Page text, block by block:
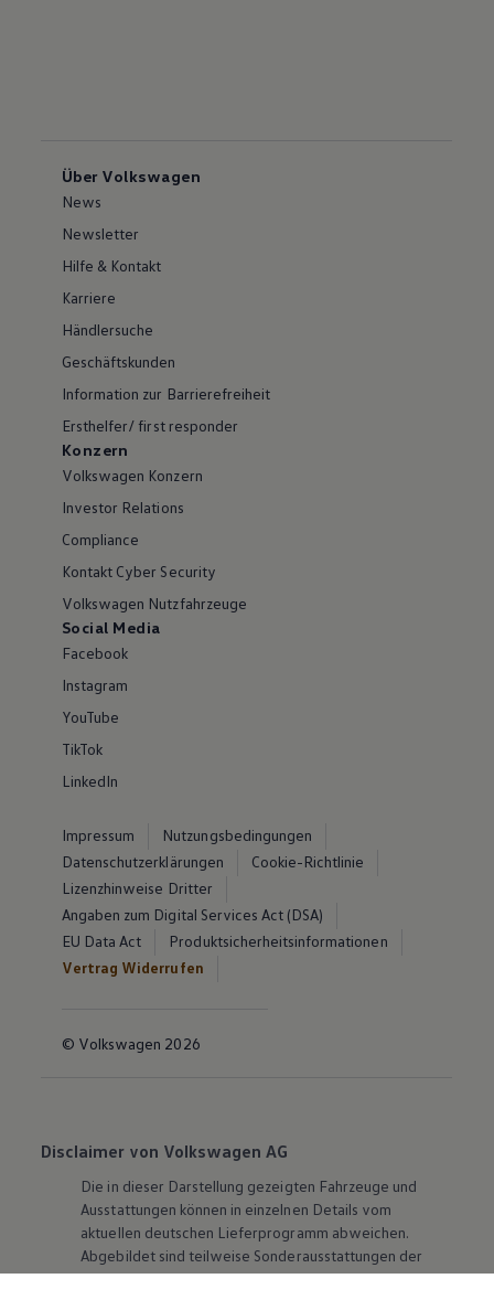
Über Volkswagen
News
Newsletter
Hilfe & Kontakt
Karriere
Händlersuche
Geschäftskunden
Information zur Barrierefreiheit
Ersthelfer/ first responder
Konzern
Volkswagen Konzern
Investor Relations
Compliance
Kontakt Cyber Security
Volkswagen Nutzfahrzeuge
Social Media
Facebook
Instagram
YouTube
TikTok
LinkedIn
Impressum
Nutzungsbedingungen
Datenschutzerklärungen
Cookie-Richtlinie
Lizenzhinweise Dritter
Angaben zum Digital Services Act (DSA)
EU Data Act
Produktsicherheitsinformationen
Vertrag Widerrufen
© Volkswagen 2026
Disclaimer von Volkswagen AG
Die in dieser Darstellung gezeigten Fahrzeuge und
Ausstattungen können in einzelnen Details vom
aktuellen deutschen Lieferprogramm abweichen.
Abgebildet sind teilweise Sonderausstattungen der
Fahrzeuge gegen Mehrpreis.